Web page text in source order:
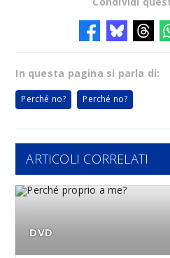
In questa pagina si parla di:
Perché no? Perché no?
ARTICOLI CORRELATI
DVD